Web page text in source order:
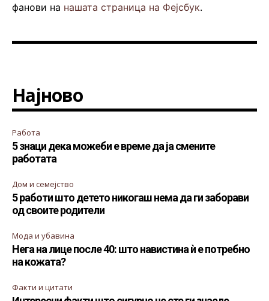
фанови на нашата страница на Фејсбук.
Најново
Работа
5 знаци дека можеби е време да ја смените
работата
Дом и семејство
5 работи што детето никогаш нема да ги заборави
од своите родители
Мода и убавина
Нега на лице после 40: што навистина ѝ е потребно
на кожата?
Факти и цитати